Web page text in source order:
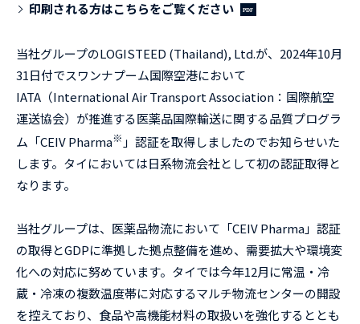
印刷される方はこちらをご覧ください
当社グループのLOGISTEED (Thailand), Ltd.が、2024年10月
31日付でスワンナプーム国際空港において
IATA（International Air Transport Association：国際航空
運送協会）が推進する医薬品国際輸送に関する品質プログラ
ム「CEIV Pharma※ 」認証を取得しましたのでお知らせいた
します。タイにおいては日系物流会社として初の認証取得と
なります。
当社グループは、医薬品物流において「CEIV Pharma」認証
の取得とGDPに準拠した拠点整備を進め、需要拡大や環境変
化への対応に努めています。タイでは今年12月に常温・冷
蔵・冷凍の複数温度帯に対応するマルチ物流センターの開設
を控えており、食品や高機能材料の取扱いを強化するととも